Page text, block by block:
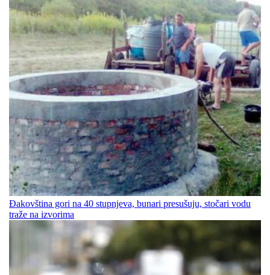
Đakovština gori na 40 stupnjeva, bunari presušuju, stočari vodu
traže na izvorima